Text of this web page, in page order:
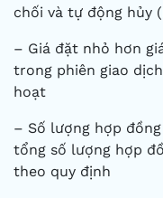
chối và tự động hủy
– Giá đặt nhỏ hơn
trong phiên giao
hoạt
– Số lượng hợp
tổng số lượng hợp
theo quy định